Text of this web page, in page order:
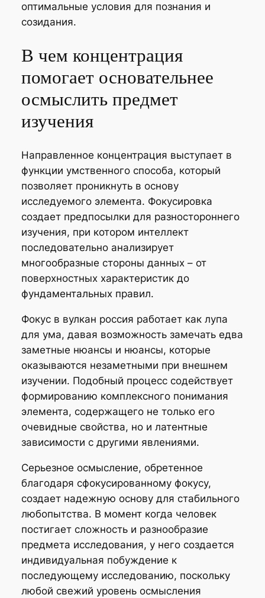
оптимальные условия для познания и
созидания.
В чем концентрация
помогает основательнее
осмыслить предмет
изучения
Направленное концентрация выступает в
функции умственного способа, который
позволяет проникнуть в основу
исследуемого элемента. Фокусировка
создает предпосылки для разностороннего
изучения, при котором интеллект
последовательно анализирует
многообразные стороны данных – от
поверхностных характеристик до
фундаментальных правил.
Фокус в вулкан россия работает как лупа
для ума, давая возможность замечать едва
заметные нюансы и нюансы, которые
оказываются незаметными при внешнем
изучении. Подобный процесс содействует
формированию комплексного понимания
элемента, содержащего не только его
очевидные свойства, но и латентные
зависимости с другими явлениями.
Серьезное осмысление, обретенное
благодаря сфокусированному фокусу,
создает надежную основу для стабильного
любопытства. В момент когда человек
постигает сложность и разнообразие
предмета исследования, у него создается
индивидуальная побуждение к
последующему исследованию, поскольку
любой свежий уровень осмысления